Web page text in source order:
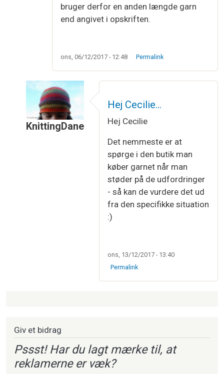
bruger derfor en anden længde garn
end angivet i opskriften.
ons, 06/12/2017 - 12:48 Permalink
KnittingDane
Omvendte problemafCecilie
Hej Cecilie…
Hej Cecilie
Det nemmeste er at
spørge i den butik man
køber garnet når man
støder på de udfordringer
- så kan de vurdere det ud
fra den specifikke situation
:)
ons, 13/12/2017 - 13:40
Permalink
Giv et bidrag
Pssst! Har du lagt mærke til, at
reklamerne er væk?